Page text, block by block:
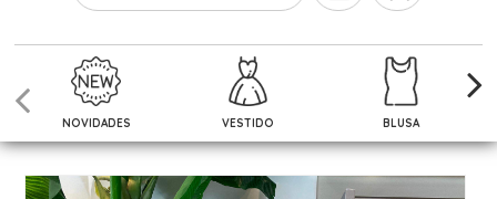
NOVIDADES VESTIDO BLUSA